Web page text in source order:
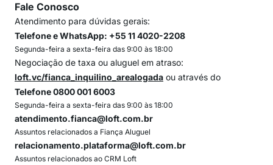
Fale Conosco
Atendimento para dúvidas gerais:
Telefone e WhatsApp: +55 11 4020-2208
Segunda-feira a sexta-feira das 9:00 às 18:00
Negociação de taxa ou aluguel em atraso:
loft.vc/fianca_inquilino_arealogada ou através do
Telefone 0800 001 6003
Segunda-feira a sexta-feira das 9:00 às 18:00
atendimento.fianca@loft.com.br
Assuntos relacionados a Fiança Aluguel
relacionamento.plataforma@loft.com.br
Assuntos relacionados ao CRM Loft